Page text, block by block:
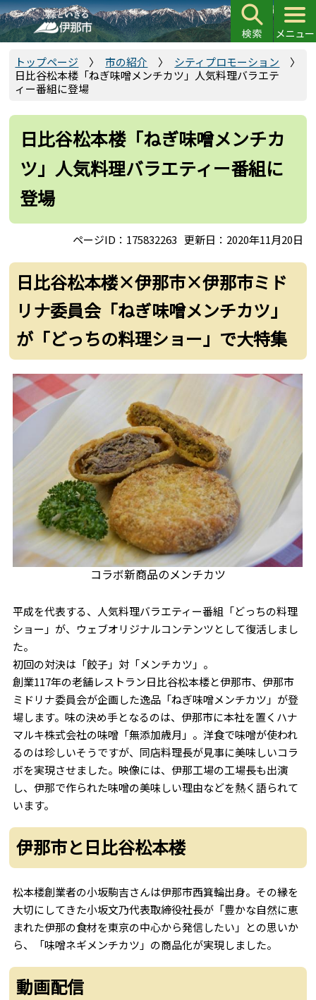
こ
の
ペ
先
トップページ 市の紹介
シティプロモーション
日比谷松本楼「ねぎ味噌メンチカツ」人気料理バラエテ
ィー番組に登場
日比谷松本楼「ねぎ味噌メンチカ
ツ」人気料理バラエティー番組に
登場
ページID：175832263 更新日：2020年11月20日
日比谷松本楼×伊那市×伊那市ミド
リナ委員会「ねぎ味噌メンチカツ」
が「どっちの料理ショー」で大特集
コラボ新商品のメンチカツ
平成を代表する、人気料理バラエティー番組「どっちの料理
ショー」が、ウェブオリジナルコンテンツとして復活しまし
た。
初回の対決は「餃子」対「メンチカツ」。
創業117年の老舗レストラン日比谷松本楼と伊那市、伊那市
ミドリナ委員会が企画した逸品「ねぎ味噌メンチカツ」が登
場します。味の決め手となるのは、伊那市に本社を置くハナ
マルキ株式会社の味噌「無添加歳月」。洋食で味噌が使われ
るのは珍しいそうですが、同店料理長が見事に美味しいコラ
ボを実現させました。映像には、伊那工場の工場長も出演
し、伊那で作られた味噌の美味しい理由などを熱く語られて
います。
伊那市と日比谷松本楼
松本楼創業者の小坂駒吉さんは伊那市西箕輪出身。その縁を
大切にしてきた小坂文乃代表取締役社長が「豊かな自然に恵
まれた伊那の食材を東京の中心から発信したい」との思いか
ら、「味噌ネギメンチカツ」の商品化が実現しました。
動画配信